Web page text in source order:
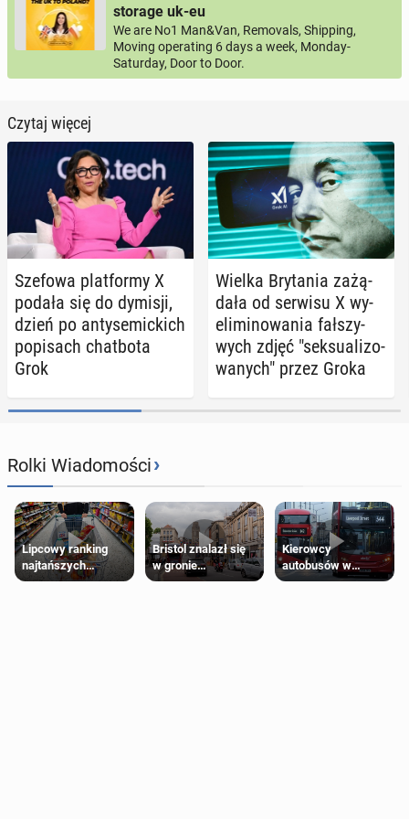
storage uk-eu
We are No1 Man&Van, Removals, Shipping,
Moving operating 6 days a week, Monday-
Saturday, Door to Door.
Czytaj więcej
Szefowa plat­for­my X
podała się do dymisji,
dzień po an­ty­se­mic­kich
po­pi­sach chat­bo­ta
Grok
Wielka Bry­ta­nia za­żą­
da­ła od serwisu X wy­
eli­mi­no­wa­nia fał­szy­
wych zdjęć "sek­su­ali­zo­
wa­nych" przez Groka
Rolki Wiadomości›
Lipcowy ranking
najtańszych
supermarketów
Bristol znalazł się
w gronie
najlepszych
Kierowcy
autobusów w
Londynie